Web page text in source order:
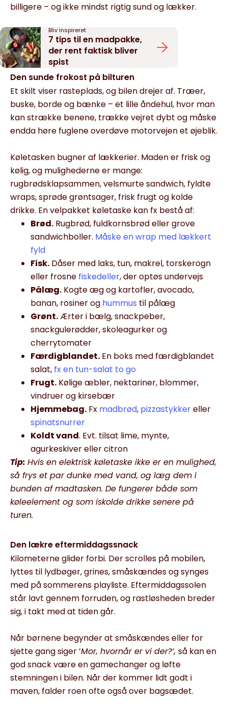
billigere – og ikke mindst rigtig sund og lækker.
Bliv inspireret
7 tips til en madpakke,
der rent faktisk bliver
spist
Den sunde frokost på bilturen
Et skilt viser rasteplads, og bilen drejer af. Træer,
buske, borde og bænke – et lille åndehul, hvor man
kan strække benene, trække vejret dybt og måske
endda høre fuglene overdøve motorvejen et øjeblik.
Køletasken bugner af lækkerier. Maden er frisk og
kølig, og mulighederne er mange:
rugbrødsklapsammen, velsmurte sandwich, fyldte
wraps, sprøde grøntsager, frisk frugt og kolde
drikke. En velpakket køletaske kan fx bestå af:
Brød. Rugbrød, fuldkornsbrød eller grove
sandwichboller. Måske en wrap med lækkert
fyld
Fisk. Dåser med laks, tun, makrel, torskerogn
eller frosne fiskedeller, der optøs undervejs
Pålæg. Kogte æg og kartofler, avocado,
banan, rosiner og hummus til pålæg
Grønt.Ærter i bælg, snackpeber,
snackgulerødder, skoleagurker og
cherrytomater
Færdigblandet. En boks med færdigblandet
salat, fx en tun-salat to go
Frugt. Kølige æbler, nektariner, blommer,
vindruer og kirsebær
Hjemmebag. Fx madbrød, pizzastykkereller
spinatsnurrer
Koldt vand. Evt. tilsat lime, mynte,
agurkeskiver eller citron
Tip: Hvis en elektrisk køletaske ikke er en mulighed,
så frys et par dunke med vand, og læg dem i
bunden af madtasken. De fungerer både som
køleelement og som iskolde drikke senere på
turen.
Den lækre eftermiddagssnack
Kilometerne glider forbi. Der scrolles på mobilen,
lyttes til lydbøger, grines, småskændes og synges
med på sommerens playliste. Eftermiddagssolen
står lavt gennem forruden, og rastløsheden breder
sig, i takt med at tiden går.
Når børnene begynder at småskændes eller for
sjette gang siger ’Mor, hvornår er vi der?’, så kan en
god snack være en gamechanger og løfte
stemningen i bilen. Når der kommer lidt godt i
maven, falder roen ofte også over bagsædet.